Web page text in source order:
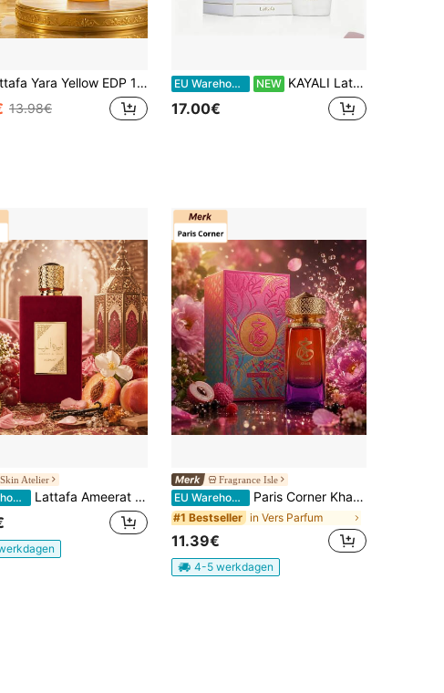
Yellow EDP 100ML Damesparfum Langdurige Tropische Fruitige Vanillegeur
13.98€
EU Warehouse NEW KAYALI Lattafa Yara Collectie Parfumset, Yara Pink, Yara Moi, Yara Candy, 100ml Eau de Parfum per stuk. Damesparfum, geschikt voor Halloween en andere feestelijke gelegenheden. Perfect voor dates, verjaardagen, Valentijnsdag, Halloween, Kerstmis en Nieuwjaar.
17.00€
Skin Atelier
EU Warehouse Lattafa Ameerat Al Arab 100ML Eau de Parfum voor dames
Fragrance Isle
EU Warehouse Paris Corner Khatre Purple 100ml EDP Vrouwenparfum Bloemig Fruitig Lange Houdbaarheid
#1 Bestseller in Vers Parfum
11.39€
4-5 werkdagen